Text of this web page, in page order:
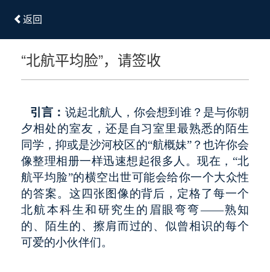
返回
“北航平均脸”，请签收
引言： 说起北航人，你会想到谁？是与你朝
夕相处的室友，还是自习室里最熟悉的陌生
同学，抑或是沙河校区的“航概妹”？也许你会
像整理相册一样迅速想起很多人。现在，“北
航平均脸”的横空出世可能会给你一个大众性
的答案。这四张图像的背后，定格了每一个
北航本科生和研究生的眉眼弯弯——熟知
的、陌生的、擦肩而过的、似曾相识的每个
可爱的小伙伴们。